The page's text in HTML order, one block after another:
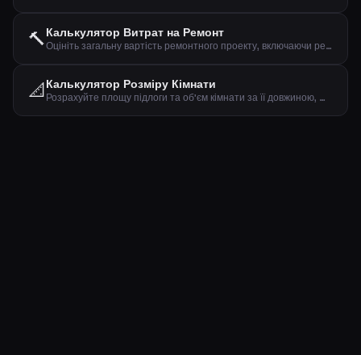
🔨Калькулятор Витрат на Ремонт
Оцініть загальну вартість ремонтного проекту, включаючи резерв на непередбачені витрати.
📐 Калькулятор Розміру Кімнати
Розрахуйте площу підлоги та об'єм кімнати за її довжиною, шириною та висотою стелі.